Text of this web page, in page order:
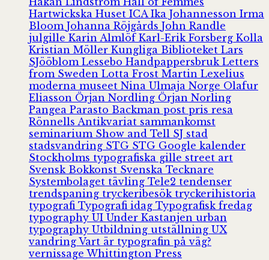
Hartwickska Huset ICA Ika Johannesson Irma
Bloom Johanna Röjgårds John Randle
julgille Karin Almlöf Karl-Erik Forsberg Kolla
Kristian Möller Kungliga Biblioteket Lars
SJööblom Lessebo Handpappersbruk Letters
from Sweden Lotta Frost Martin Lexelius
moderna museet Nina Ulmaja Norge Olafur
Eliasson Örjan Nordling Örjan Norling
Pangea Parasto Backman post pris resa
Rönnells Antikvariat sammankomst
seminarium Show and Tell SJ stad
stadsvandring STG STG Google kalender
Stockholms typografiska gille street art
Svensk Bokkonst Svenska Tecknare
Systembolaget tävling Tele2 tendenser
trendspaning tryckeribesök tryckerihistoria
typografi Typografi idag Typografisk fredag
typography UI Under Kastanjen urban
typography Utbildning utställning UX
vandring Vart är typografin på väg?
vernissage Whittington Press